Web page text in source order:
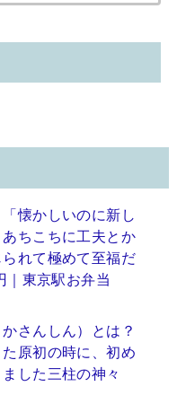
懐かしいのに新し
ちこちに工夫とか
れて極めて至福だ
｜東京駅お弁当
さんしん）とは？
原初の時に、初め
した三柱の神々